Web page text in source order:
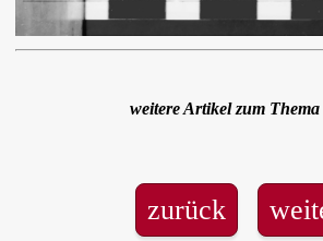
weitere Artikel zum Thema
zurück